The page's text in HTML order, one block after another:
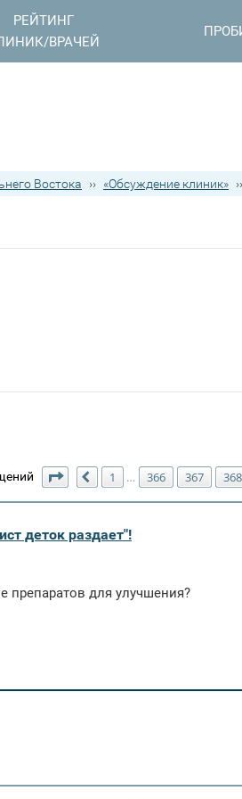
РЕЙТИНГ
ВРАЧЕЙ
Востока ›› «Обсуждение клиник» ››
Страница 370 из370
Пред.
1 … 366 367 368
деток раздает"!
препаратов для улучшения?